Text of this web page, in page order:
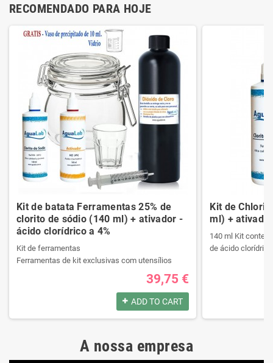
RECOMENDADO PARA HOJE
Kit de batata Ferramentas 25% de
clorito de sódio (140 ml) + ativador -
ácido clorídrico a 4%
Kit de ferramentas
Ferramentas de kit exclusivas com utensílios
Ele contém um manual passo a passo.
Veja o conteúdo do kit na descrição.
Ferramentas de kit exclusivas com utensílios
39,75 €
ADD TO CART
Kit de
ml) +
140 ml Kit
de ácido clorídrico
A nossa empresa